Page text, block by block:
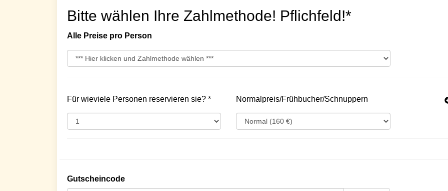
Bitte wählen Ihre Zahlmethode! Pflichfeld!*
Alle Preise pro Person
Für wieviele Personen reservieren sie? * Normalpreis/Frühbucher/Schnuppern
Gutscheincode